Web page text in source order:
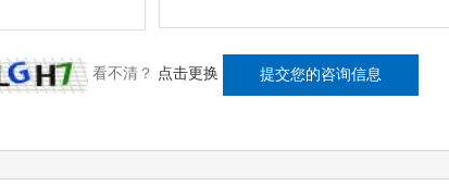
看不清？ 点击更换